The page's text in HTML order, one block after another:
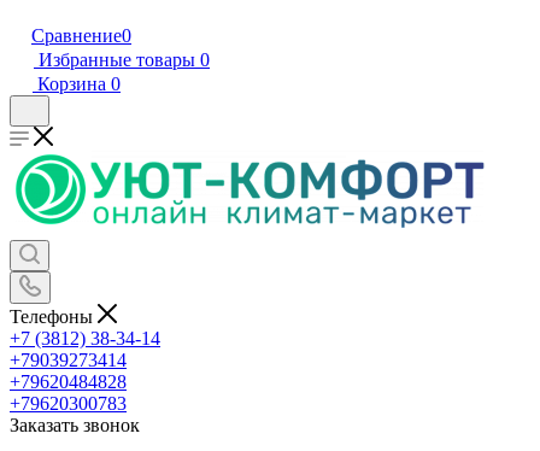
Сравнение0
Избранные товары 0
Корзина 0
Телефоны
+7 (3812) 38-34-14
+79039273414
+79620484828
+79620300783
Заказать звонок